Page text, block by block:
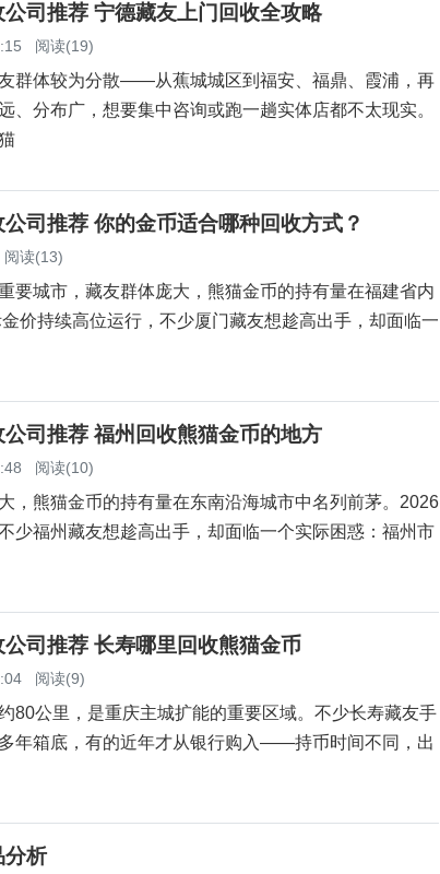
司推荐 宁德藏友上门回收全攻略
阅读(19)
群体较为分散——从蕉城城区到福安、福鼎、霞浦，再
、分布广，想要集中咨询或跑一趟实体店都不太现实。
司推荐 你的金币适合哪种回收方式？
阅读(13)
要城市，藏友群体庞大，熊猫金币的持有量在福建省内
价持续高位运行，不少厦门藏友想趁高出手，却面临一
司推荐 福州回收熊猫金币的地方
阅读(10)
，熊猫金币的持有量在东南沿海城市中名列前茅。2026
少福州藏友想趁高出手，却面临一个实际困惑：福州市
司推荐 长寿哪里回收熊猫金币
阅读(9)
80公里，是重庆主城扩能的重要区域。不少长寿藏友手
年箱底，有的近年才从银行购入——持币时间不同，出
分析